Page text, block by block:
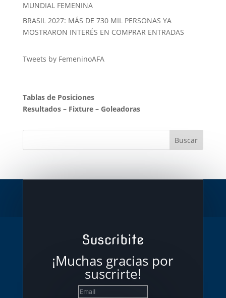
MUNDIAL FEMENINA
BRASIL 2027: MÁS DE 730 MIL PERSONAS YA
MOSTRARON INTERÉS EN COMPRAR ENTRADAS
Tweets by FemeninoAFA
Tablas de Posiciones
Resultados– Fixture– Goleadoras
Suscribite
¡Muchas gracias por
suscrirte!